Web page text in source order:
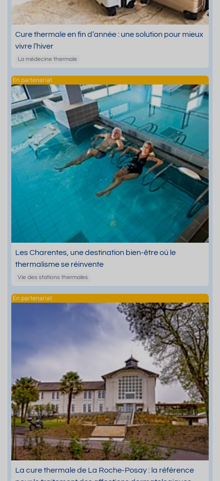
Cure thermale en fin d’année : une solution pour mieux
vivre l’hiver
La médecine thermale
Les Charentes, une destination bien-être où le
thermalisme se réinvente
Vie des stations thermales
La cure thermale de La Roche-Posay : la référence